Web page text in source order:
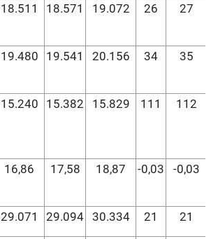
18.511 18.571 19.072 26 27
19.480 19.541 20.156 34 35
15.240 15.382 15.829 111 112
16,86 17,58 18,87 -0,03 -0,03
29.071 29.094 30.334 21 21